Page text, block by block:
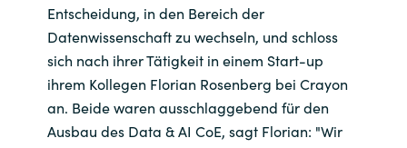
Poland
Portugal
Qatar
Entscheidung, in den Bereich der
Datenwissenschaft zu wechseln, und schloss
sich nach ihrer Tätigkeit in einem Start-up
ihrem Kollegen Florian Rosenberg bei Crayon
an. Beide waren ausschlaggebend für den
Ausbau des Data & AI CoE, sagt Florian: "Wir